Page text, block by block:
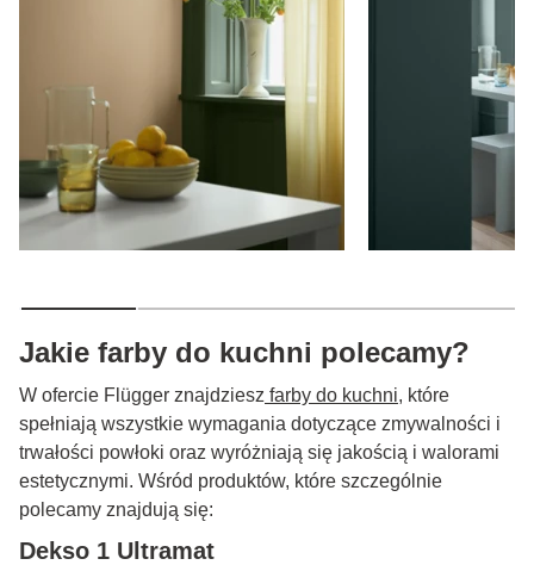
Jakie farby do kuchni polecamy?
W ofercie Flügger znajdziesz farby do kuchni, które
spełniają wszystkie wymagania dotyczące zmywalności i
trwałości powłoki oraz wyróżniają się jakością i walorami
estetycznymi. Wśród produktów, które szczególnie
polecamy znajdują się:
Dekso 1 Ultramat